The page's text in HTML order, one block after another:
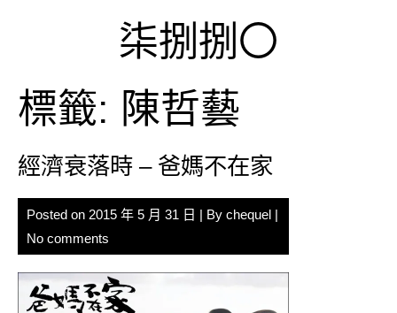
柒捌捌〇
標籤: 陳哲藝
經濟衰落時 – 爸媽不在家
Posted on 2015 年 5 月 31 日 | By chequel |
No comments